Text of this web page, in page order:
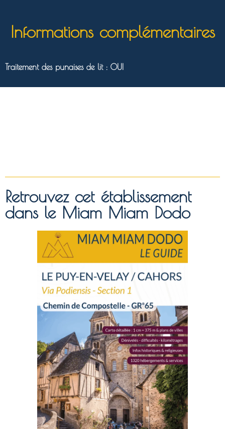
Informations complémentaires
Traitement des punaises de lit : OUI
Retrouvez cet établissement
dans le Miam Miam Dodo